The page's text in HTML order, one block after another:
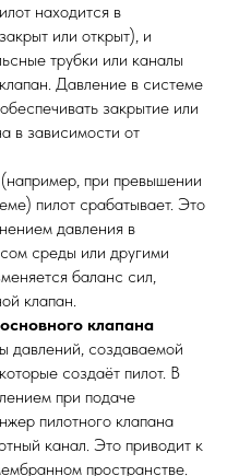
находится в
или открыт), и
трубки или каналы
Давление в системе
закрытие или
в зависимости от
(например, при превышении
пилот срабатывает. Это
давления в
среды или другими
баланс сил,
клапан.
клапана
давлений, создаваемой
создаёт пилот. В
при подаче
пилотного клапана
канал. Это приводит к
пространстве.